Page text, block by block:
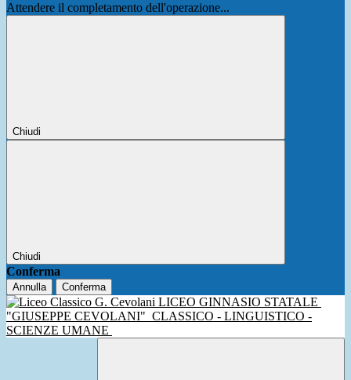
Attendere il completamento dell'operazione...
Chiudi
Chiudi
Conferma
Annulla Conferma
LICEO GINNASIO STATALE
"GIUSEPPE CEVOLANI" CLASSICO - LINGUISTICO -
SCIENZE UMANE